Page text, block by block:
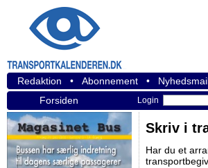
Redaktion • Abonnement •
Forsiden
Login
Skriv i
Har du et